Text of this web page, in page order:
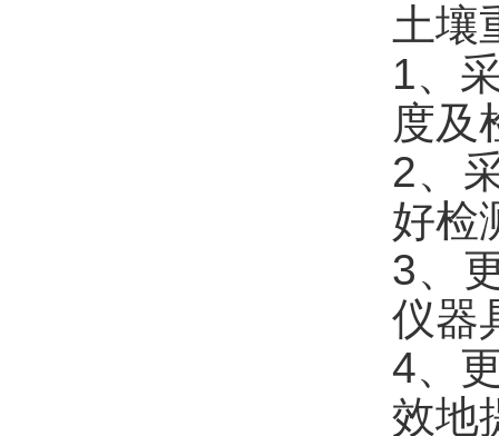
土壤
1、
度及
2、
好检
3、
仪器
4、
效地